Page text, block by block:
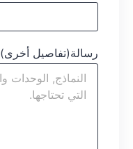
رسالة(تفاصيل أخرى)